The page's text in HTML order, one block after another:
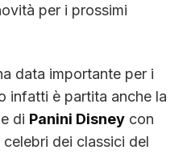
per i prossimi
data importante per i
infatti è partita anche la
di Panini Disney con
dei classici del